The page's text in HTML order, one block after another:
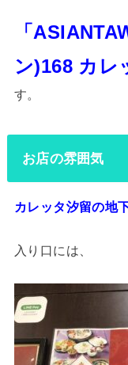
「
ン)168 カレ
す。
お店の雰囲気
カレッタ汐留の地
入り口には、